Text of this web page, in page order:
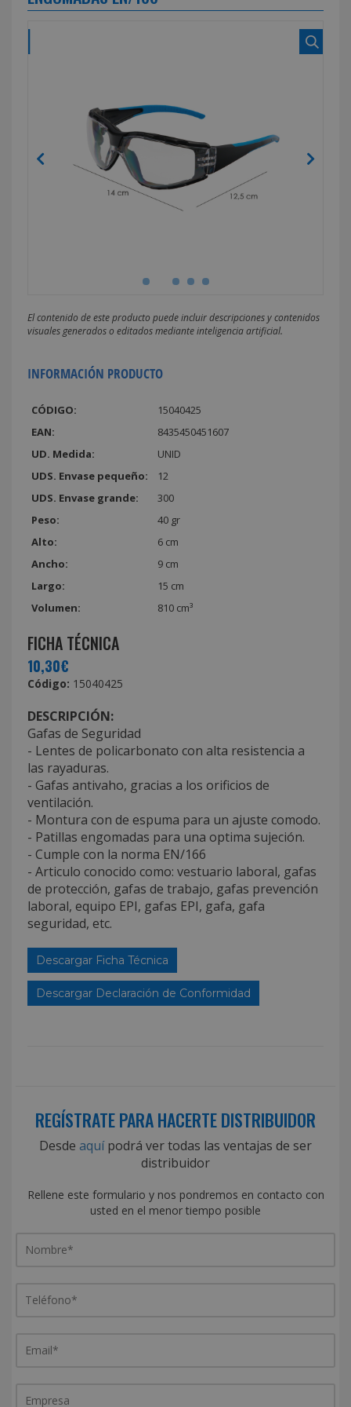
El contenido de este producto puede incluir descripciones y contenidos
visuales generados o editados mediante inteligencia artificial.
INFORMACIÓN PRODUCTO
CÓDIGO:
15040425
EAN:
8435450451607
UD. Medida:
UNID
UDS. Envase pequeño:
12
UDS. Envase grande:
300
Peso:
40 gr
Alto:
6 cm
Ancho:
9 cm
Largo:
15 cm
Volumen:
810 cm³
FICHA TÉCNICA
10,30€
Código: 15040425
DESCRIPCIÓN:
Gafas de Seguridad
- Lentes de policarbonato con alta resistencia a
las rayaduras.
- Gafas antivaho, gracias a los orificios de
ventilación.
- Montura con de espuma para un ajuste comodo.
- Patillas engomadas para una optima sujeción.
- Cumple con la norma EN/166
- Articulo conocido como: vestuario laboral, gafas
de protección, gafas de trabajo, gafas prevención
laboral, equipo EPI, gafas EPI, gafa, gafa
seguridad, etc.
Descargar Ficha Técnica
Descargar Declaración de Conformidad
REGÍSTRATE PARA HACERTE DISTRIBUIDOR
Desde aquípodrá ver todas las ventajas de ser
distribuidor
Rellene este formulario y nos pondremos en contacto con
usted en el menor tiempo posible